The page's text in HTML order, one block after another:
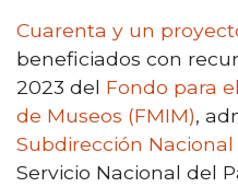
Cuarenta y un
beneficiados con
2023 del Fondo para
de Museos (FMIM),
Subdirección Nacional
Servicio Nacional del